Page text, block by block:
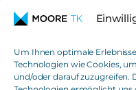
Um Ihnen optimale
Technologien wie Cookies,
und/oder darauf zuzugreifen.
Moore TK GmbH